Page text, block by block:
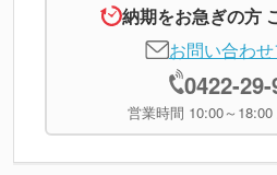
納期をお急ぎの方
お問い合わ
0422-29-
営業時間 10:00～18:00